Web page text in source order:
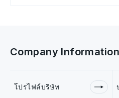
Company Information
โปรไฟล์บริษัท